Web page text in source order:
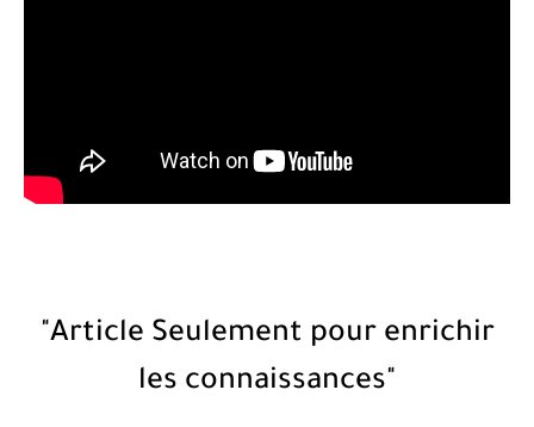
"Article Seulement pour enrichir
les connaissances"